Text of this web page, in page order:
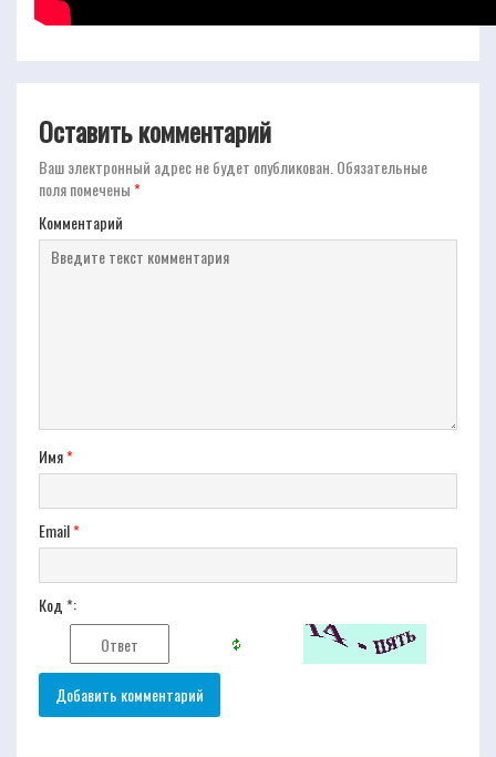
Оставить комментарий
Ваш электронный адрес не будет опубликован. Обязательные
поля помечены*
Комментарий
Имя*
Email*
Код *: